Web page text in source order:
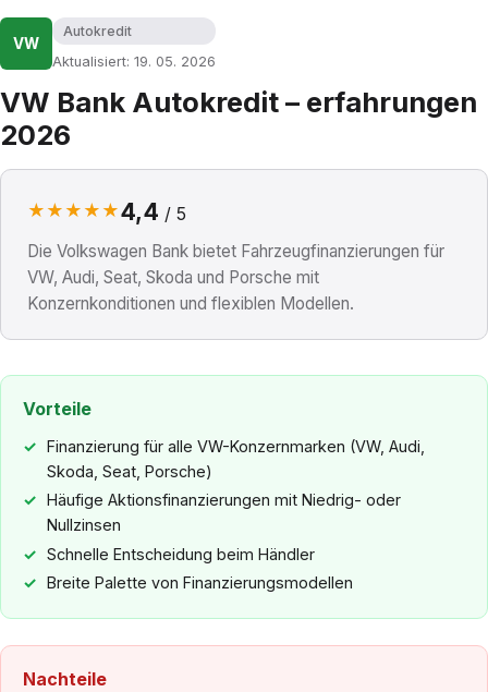
VW
Autokredit
Aktualisiert: 19. 05. 2026
VW Bank Autokredit – erfahrungen
2026
★ ★ ★ ★ ★4,4 / 5
Die Volkswagen Bank bietet Fahrzeugfinanzierungen für
VW, Audi, Seat, Skoda und Porsche mit
Konzernkonditionen und flexiblen Modellen.
Vorteile
Finanzierung für alle VW-Konzernmarken (VW, Audi,
Skoda, Seat, Porsche)
Häufige Aktionsfinanzierungen mit Niedrig- oder
Nullzinsen
Schnelle Entscheidung beim Händler
Breite Palette von Finanzierungsmodellen
Nachteile